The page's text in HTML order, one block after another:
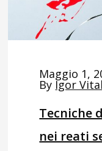
Maggio 1,
By Igor
Tecniche
nei reati